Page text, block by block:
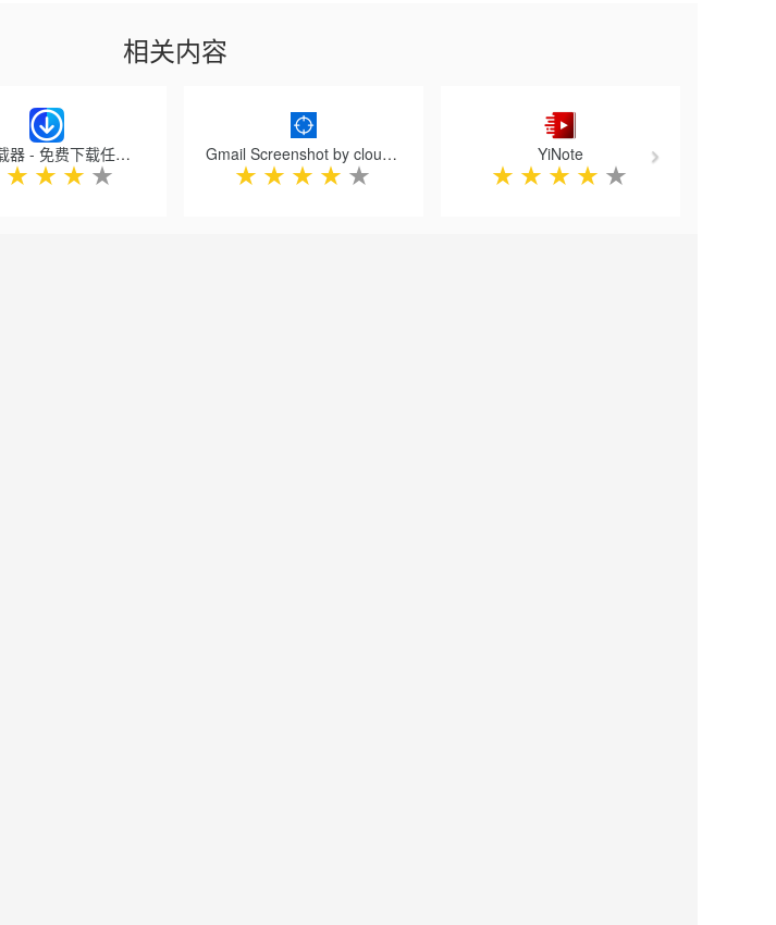
相关内容
视频下载器 - 免费下载任何视频
★ ★ ★ ★
Gmail Screenshot by cloudHQ
★ ★ ★ ★ ★
YiNote
★ ★ ★ ★ ★